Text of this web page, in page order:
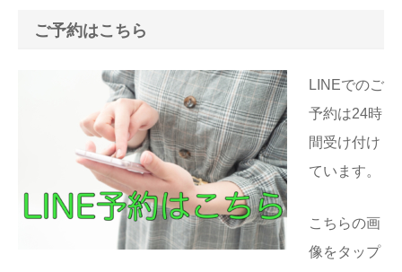
ご予約はこちら
LINEでのご
予約は24時
間受け付け
ています。
こちらの画
像をタップ